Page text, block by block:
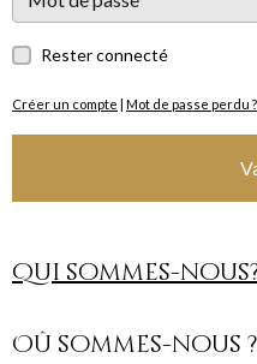
Rester connecté
Créer un compte | Mot de passe perdu ?
Qui sommes-
Oû sommes-nous ?